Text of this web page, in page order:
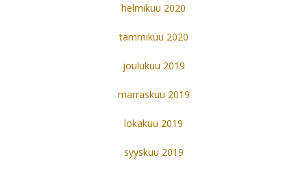
helmikuu 2020
tammikuu 2020
joulukuu 2019
marraskuu 2019
lokakuu 2019
syyskuu 2019